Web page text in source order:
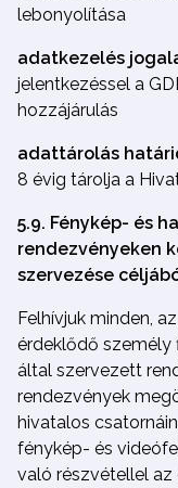
lebonyolítása
adatkezelés
jelentkezéssel a
hozzájárulás
adattárolás
8 évig tárolja a
5.9. Fénykép- és
rendezvényeken
szervezése
Felhívjuk minden,
érdeklődő személy
által szervezett
rendezvények
hivatalos
fénykép- és
való részvétellel